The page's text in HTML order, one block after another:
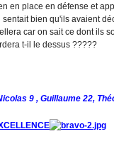
en place en défense et
bien qu'ils avaient
car on sait ce dont ils
t-il le dessus ?????
9 , Guillaume 22,